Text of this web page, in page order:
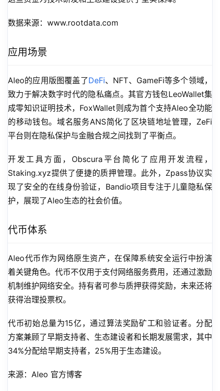
数据来源：www.rootdata.com
应用场景
Aleo的应用版图覆盖了DeFi、NFT、GameFi等多个领域，
致力于解决数字时代的隐私痛点。其官方钱包LeoWallet集
成零知识证明技术，FoxWallet则成为首个支持Aleo全功能
的移动钱包。域名服务ANS简化了区块链地址管理，ZeFi
平台则在隐私保护与金融合规之间找到了平衡点。
开发工具方面，Obscura平台简化了应用开发流程，
Staking.xyz提供了便捷的质押管理。此外，Zpass协议实
现了安全的在线身份验证，Bandio项目专注于儿童隐私保
护，展现了Aleo生态的社会价值。
代币体系
Aleo代币作为网络原生资产，在保障系统安全运行中扮演
着关键角色。代币不仅用于支付网络服务费用，还通过激励
机制维护网络安全。持有者可参与质押获得奖励，未来还将
获得治理投票权。
代币初始总量为15亿，通过算法奖励矿工和验证者。分配
方案兼顾了早期支持者、生态建设者和长期发展需求，其中
34%分配给早期支持者，25%用于生态建设。
来源：Aleo 官方博客